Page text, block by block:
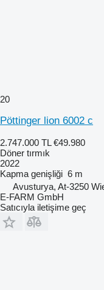
20
Pöttinger lion 6002 c
2.747.000 TL €49.980
Döner tırmık
2022
Kapma genişliği 6 m
Avusturya, At-3250
E-FARM GmbH
Satıcıyla iletişime geç